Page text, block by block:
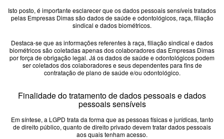
Isto posto, é importante esclarecer que os dados pessoais sensíveis tratados
pelas Empresas Dimas são dados de saúde e odontológicos, raça, filiação
sindical e dados biométricos.
Destaca-se que as informações referentes à raça, filiação sindical e dados
biométricos são coletadas apenas dos colaboradores das Empresas Dimas
por força de obrigação legal. Já os dados de saúde e odontológicos podem
ser coletados dos colaboradores e seus dependentes para fins de
contratação de plano de saúde e/ou odontológico.
Finalidade do tratamento de dados pessoais e dados
pessoais sensíveis
Em síntese, a LGPD trata da forma que as pessoas físicas e jurídicas, tanto
de direito público, quanto de direito privado devem tratar dados pessoais
aos quais tenham acesso.